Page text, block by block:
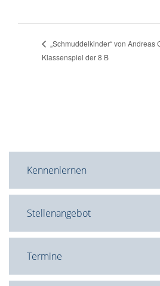
„Schmuddelkinder“ von Andreas
Klassenspiel der 8 B
Kennenlernen
Stellenangebot
Termine